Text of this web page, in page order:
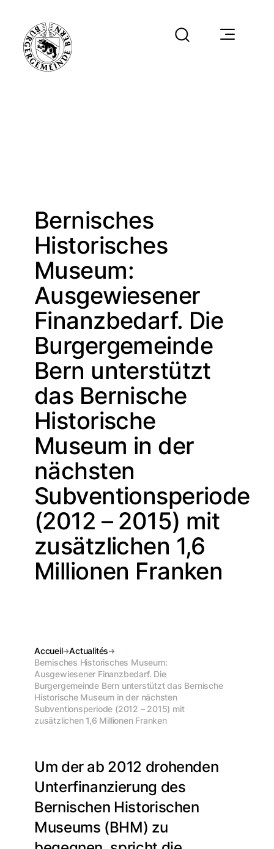
Bernisches
Historisches
Museum:
Ausgewiesener
Finanzbedarf. Die
Burgergemeinde
Bern unterstützt
das Bernische
Historische
Museum in der
nächsten
Subventionsperiode
(2012 – 2015) mit
zusätzlichen 1,6
Millionen Franken
Accueil
Actualités
Bernisches Historisches Museum:
Ausgewiesener Finanzbedarf. Die
Burgergemeinde Bern unterstützt das Bernische
Historische Museum in der nächsten
Subventionsperiode (2012 – 2015) mit
zusätzlichen 1,6 Millionen Franken
Um der ab 2012 drohenden
Unterfinanzierung des
Bernischen Historischen
Museums (BHM) zu